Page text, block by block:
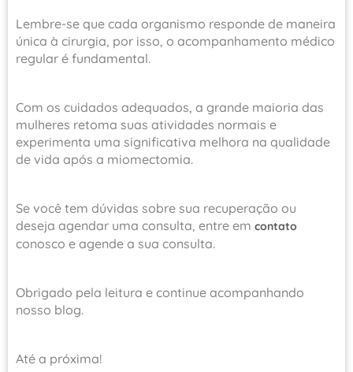
Lembre-se que cada organismo responde de maneira
única à cirurgia, por isso, o acompanhamento médico
regular é fundamental.
Com os cuidados adequados, a grande maioria das
mulheres retoma suas atividades normais e
experimenta uma significativa melhora na qualidade
de vida após a miomectomia.
Se você tem dúvidas sobre sua recuperação ou
deseja agendar uma consulta, entre em contato
conosco e agende a sua consulta.
Obrigado pela leitura e continue acompanhando
nosso blog.
Até a próxima!